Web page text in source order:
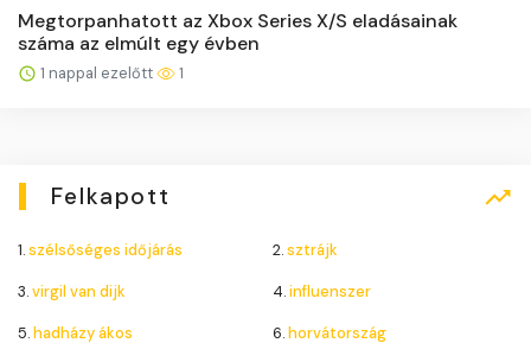
Megtorpanhatott az Xbox Series X/S eladásainak
száma az elmúlt egy évben
1 nappal ezelőtt 1
Felkapott
1.szélsőséges időjárás 2.sztrájk
3.virgil van dijk 4.influenszer
5.hadházy ákos 6.horvátország